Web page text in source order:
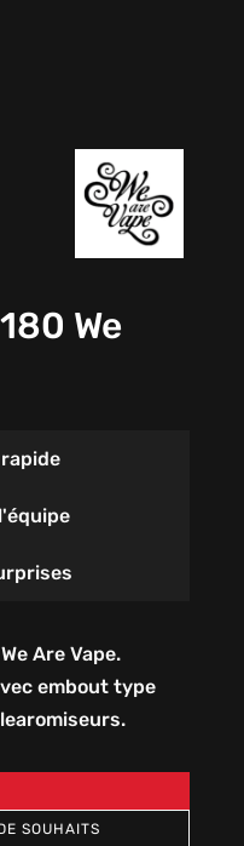
We
Are Vape.
embout type
SOUHAITS